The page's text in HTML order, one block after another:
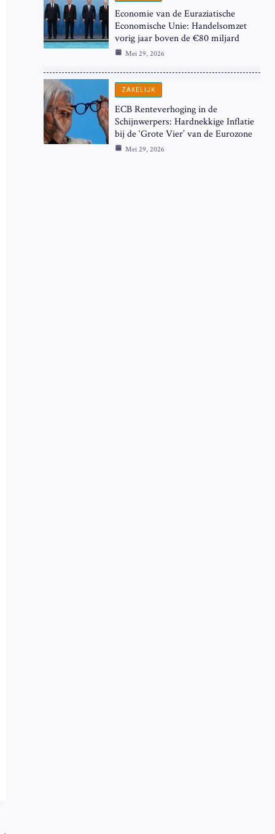
Economie van de Euraziatische
Economische Unie: Handelsomzet
vorig jaar boven de €80 miljard
Mei 29, 2026
ZAKELIJK
ECB Renteverhoging in de
Schijnwerpers: Hardnekkige Inflatie
bij de ‘Grote Vier’ van de Eurozone
Mei 29, 2026